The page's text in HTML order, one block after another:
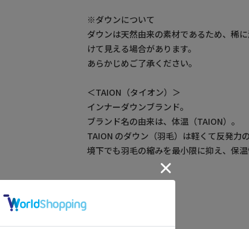
※ダウンについて
ダウンは天然由来の素材であるため、稀
けて見える場合があります。
あらかじめご了承ください。
＜TAION（タイオン）＞
インナーダウンブランド。
ブランド名の由来は、体温（TAION）。
TAION のダウン（羽毛）は軽くて反発力
境下でも羽毛の縮みを最小限に抑え、保